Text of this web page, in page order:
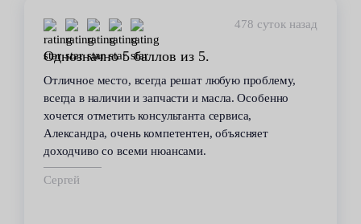
478 суток назад
Однозначно 5 баллов из 5.
Отличное место, всегда решат любую проблему,
всегда в наличии и запчасти и масла. Особенно
хочется отметить консультанта сервиса,
Александра, очень компетентен, объясняет
доходчиво со всеми нюансами.
Сергей